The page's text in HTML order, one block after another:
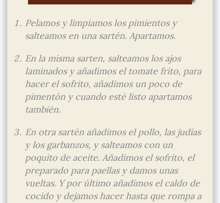
Pelamos y limpiamos los pimientos y
salteamos en una sartén. Apartamos.
En la misma sarten, salteamos los ajos
laminados y añadimos el tomate frito, para
hacer el sofrito, añadimos un poco de
pimentón y cuando esté listo apartamos
también.
En otra sartén añadimos el pollo, las judías
y los garbanzos, y salteamos con un
poquito de aceite. Añadimos el sofrito, el
preparado para paellas y damos unas
vueltas. Y por último añadimos el caldo de
cocido y dejamos hacer hasta que rompa a